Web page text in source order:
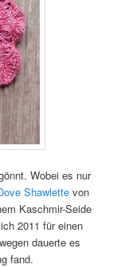
Wobei es nur
Shawlette von
Kaschmir-Seide
2011 für einen
dauerte es
fand.